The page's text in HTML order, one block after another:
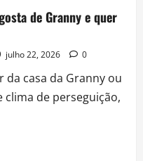
de Granny e quer
julho 22, 2026 0
da casa da Granny ou
de perseguição,